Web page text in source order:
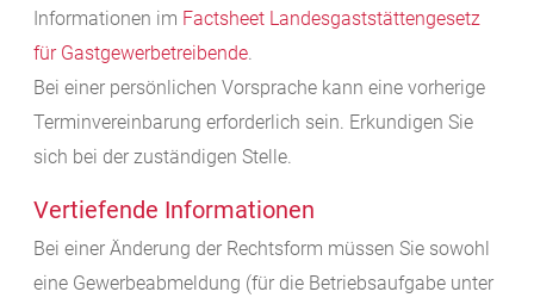
Informationen im Factsheet Landesgaststättengesetz
für Gastgewerbetreibende.
Bei einer persönlichen Vorsprache kann eine vorherige
Terminvereinbarung erforderlich sein. Erkundigen Sie
sich bei der zuständigen Stelle.
Vertiefende Informationen
Bei einer Änderung der Rechtsform müssen Sie sowohl
eine Gewerbeabmeldung (für die Betriebsaufgabe unter